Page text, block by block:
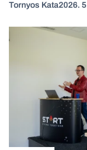
Tornyos Kata2026.